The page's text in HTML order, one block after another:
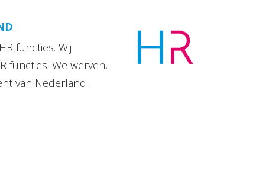
functies. Wij
functies. We werven,
van Nederland.